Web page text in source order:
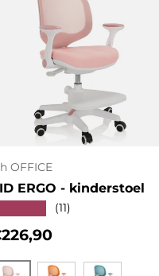
OFFICE
ERGO - kinderstoel
(11)
prijs
Kies mogelijkheden